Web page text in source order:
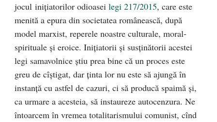
jocul iniţiatorilor odioasei legi 217/2015, care este
menită a epura din societatea românească, după
model marxist, reperele noastre culturale, moral-
spirituale şi eroice. Iniţiatorii şi susţinătorii acestei
legi samavolnice ştiu prea bine că un proces este
greu de cîştigat, dar ţinta lor nu este să ajungă în
instanţă cu astfel de cazuri, ci să producă spaimă şi,
ca urmare a acesteia, să instaureze autocenzura. Ne
întoarcem în vremea totalitarismului comunist, cînd